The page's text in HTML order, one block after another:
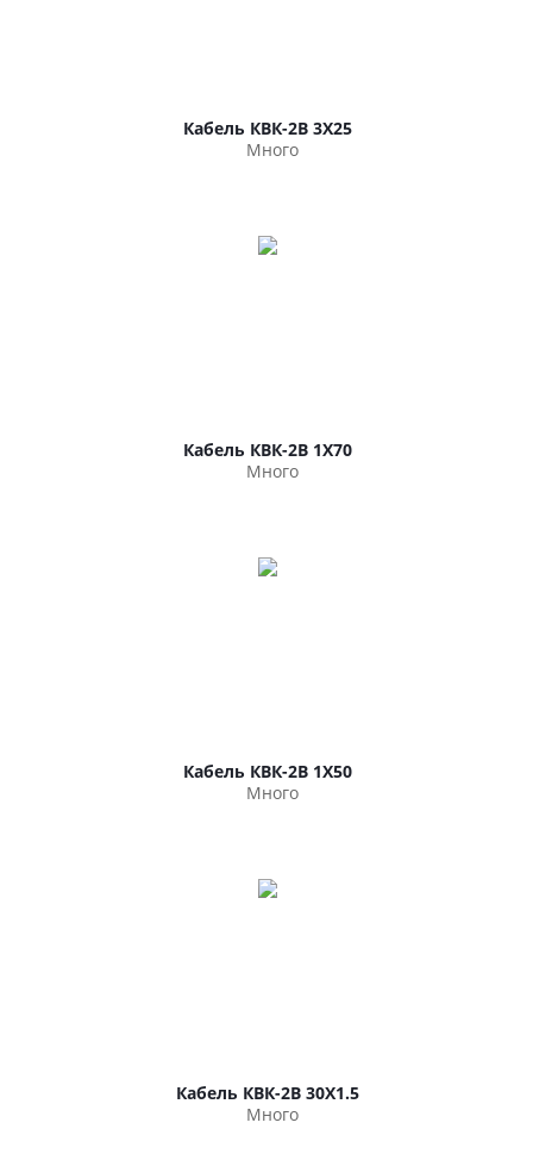
Кабель КВК-2В 3Х25
Много
Кабель КВК-2В 1Х70
Много
Кабель КВК-2В 1Х50
Много
Кабель КВК-2В 30Х1.5
Много